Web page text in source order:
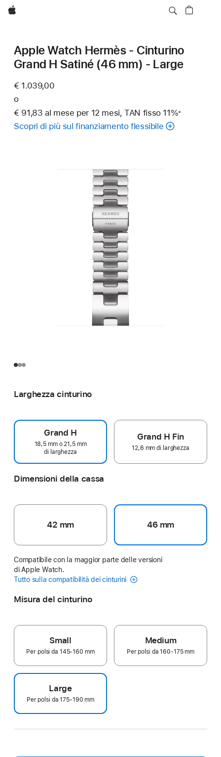
Apple
Apple Watch Hermès - Cinturino
Grand H Satiné (46 mm) - Large
€ 1.039,00
o
€ 91,83 al mese per 12 mesi, TAN fisso 11%※
Scopri di più sul finanziamento flessibile
Larghezza cinturino
Grand H
18,5 mm o 21,5 mm
di larghezza
Grand H Fin
12,6 mm di larghezza
Dimensioni della cassa
42 mm 46 mm
Compatibile con la maggior parte delle versioni
di Apple Watch.
Tutto sulla compatibilità dei cinturini
Misura del cinturino
Small
Per polsi da 145‑160 mm
Medium
Per polsi da 160‑175 mm
Large
Per polsi da 175‑190 mm